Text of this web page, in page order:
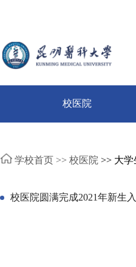
校医院
学校首页 >> 校医院 >> 大学
校医院圆满完成2021年新生